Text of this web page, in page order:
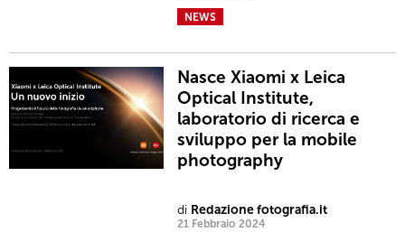
NEWS
Nasce Xiaomi x Leica
Optical Institute,
laboratorio di ricerca e
sviluppo per la mobile
photography
di Redazione fotografia.it
21 Febbraio 2024